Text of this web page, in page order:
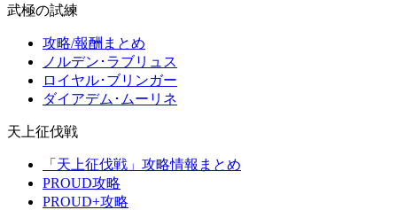
武極の試練
攻略/報酬まとめ
ノルデン･ラブリュス
ロイヤル･ブリンガー
ダイアデム･ムーリネ
天上征伐戦
「天上征伐戦」攻略情報まとめ
PROUD攻略
PROUD+攻略